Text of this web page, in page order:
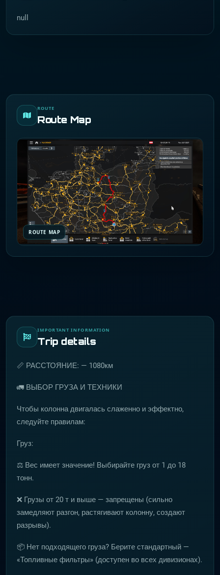
null
ROUTE
Route Map
ROUTE MAP
IMPORTANT INFORMATION
Trip details
📏 РАССТОЯНИЕ: — 1080км
🚛 ВЫБОР ГРУЗА И ТЕХНИКИ
Чтобы колонна двигалась слаженно и эффектно,
следуйте правилам:
Груз:
⚖️ Вес имеет значение! Выбирайте груз от 1 до 18
тонн.
❌ Грузы от 20 т и выше — запрещены (сильно
замедляют разгон, растягивают колонну, создают
разрывы).
📦 Нет подходящего груза? Берите стандартный —
«Топливные фильтры» (доступен во всех дивизионах).